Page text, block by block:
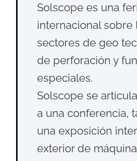
Solscope es una
internacional sobre
sectores de geo
de perforación y
especiales.
Solscope se
a una conferencia,
una exposición
exterior de